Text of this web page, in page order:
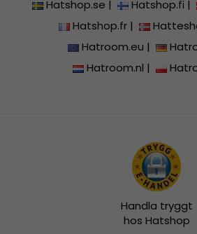
Hatshop.se | Hatshop.fi |
Hatshop.fr|
Hatroom.eu |
Hatroom.nl |
Handla tryggt
hos Hatshop